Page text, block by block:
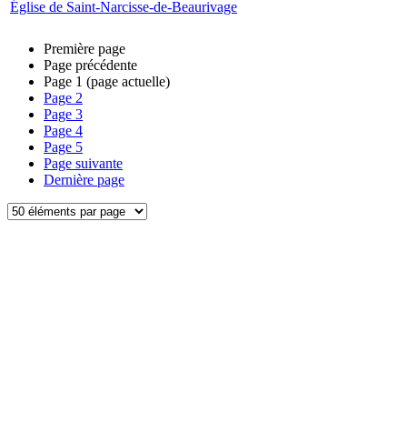
Église de Saint-Narcisse-de-Beaurivage
Première page
Page précédente
Page 1 (page actuelle)
Page 2
Page 3
Page 4
Page 5
Page suivante
Dernière page